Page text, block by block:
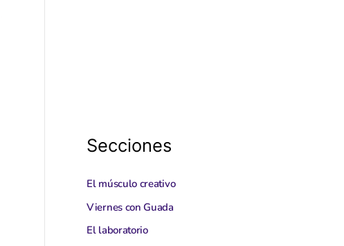
Secciones
El músculo creativo
Viernes con Guada
El laboratorio